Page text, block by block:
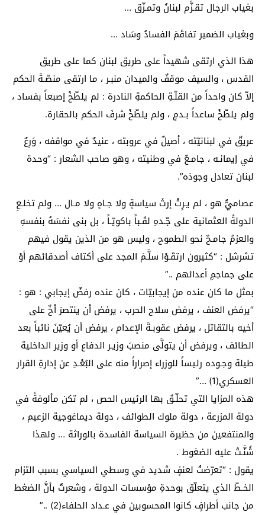
بغياب الرجال تقـزَّم لبنانُ وتمـزّق …
وبغياب الضمير تفاقَمَ الفسادُ وسَاد …
هذا الذي ارتقى شهيداً على طريق لبنان كما على طريق
القدس ، والسيف موقفٌ والميدان منبـر ، ما ارتقى منصّـةَ الحكم
إلاّ كان واحداً من القلّـةِ الحاكمةِ النادرة : لم يلطّخْ إصبعاً بفساد ،
ولم يلطّخْ ساعداً بـدمٍ ، ولم يلطّخْ شرفَ الحكم بالحقارة.
عريقٌ في لبنانيّته ، أصيلٌ في عروبته ، عنيدٌ في مواقفه ، وَرِعٌ
في إيمانـه ، جامـعٌ في وطنيته ، وهو صاحب الشعار : “وحدة
لبنان تعادل وجودَه”.
عصاميٌّ هو ، لم يـرِثْ إرثَ سياسةٍ ولا جـاهٍ ولا مـال … ولم تخلـعِ
الدولةُ العثمانية على جّـدهِ لقَـباً باكويّـاً ، بل بنى نفسَهُ بنفسهِ
والعزمُ جامـحٌ نحو الطموح ، وليس هو من الذين يقول فيهم
تشرشل : “كثيرون ارتقَـوْا سلَّـمَ المجد على أكتاف أصدقائهم أوْ
على جماجمِ أعدائهم ..”
بمثل ما كان عنده من إيجابيّات ، كان عنده رفضٌ إيجابي : هو :
“يرفض العنف ، يرفض سلاح الحرب ، يرفض أن ينتصرَ أخٌ على
أخيه بالتقاتل ، يرفض عقوبـةَ الإعدام ، يرفض أن يُعيّنَ نائباً بعد
الطائف ، ويرفض أن يتولَّى منصبَ وزيـر الدفاع أو وزير الداخلية
طيلة وجـوده رئيساً للوزراء إصراراً منه على البُعْـدِ عن إدارةِ القرار
العسكري(1) …”
هذه المزايا التي تحلّـقَ بها الرئيس الحص ، لم تكن مألوفةً في
دولة المزرعة ، دولة ملوك الطوائف ، دولة ديماغوجية الزعيم ،
والمنتفعين من حظيرة السياسة الفاسدة بالوراثة … ولهذا
شُنَّـتْ عليه الضغوط .
يقول : “تعرّضتُ لعنفٍ شديد في وسطي السياسي بسبب التزام
الخـطّ الذي يتعلّق بوحدةِ مؤسسات الدولة ، وشعرتُ بأنَّ الضغط
من جانب أطرافٍ كانوا المحسوبين في عـداد الحلفاء(2) ..”